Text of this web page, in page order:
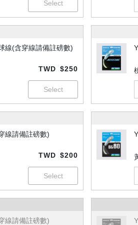
線(含穿線請備註磅數)
TWD $250
線請備註磅數)
TWD $200
線請備註磅數)